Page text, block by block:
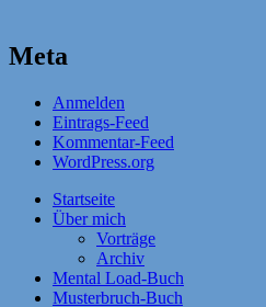
Meta
Anmelden
Eintrags-Feed
Kommentar-Feed
WordPress.org
Startseite
Über mich
Vorträge
Archiv
Mental Load-Buch
Musterbruch-Buch